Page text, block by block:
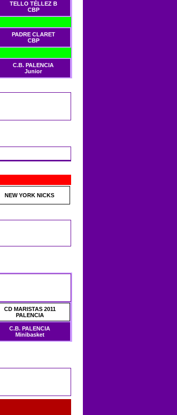
TELLO TÉLLEZ B
CBP
PADRE CLARET
CBP
C.B. PALENCIA
Junior
NEW YORK NICKS
CD MARISTAS 2011
PALENCIA
C.B. PALENCIA
Minibasket